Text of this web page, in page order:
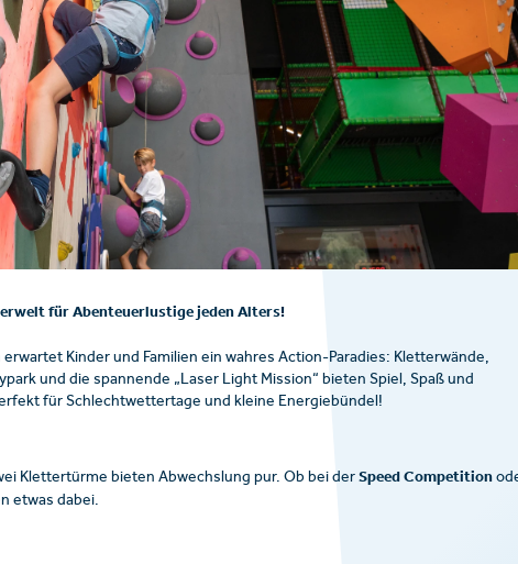
für Abenteuerlustige jeden Alters!
Kinder und Familien ein wahres Action-Paradies: Kletterwände,
und die spannende „Laser Light Mission“ bieten Spiel, Spaß und
für Schlechtwettertage und kleine Energiebündel!
Klettertürme bieten Abwechslung pur. Ob bei der Speed Competition
etwas dabei.